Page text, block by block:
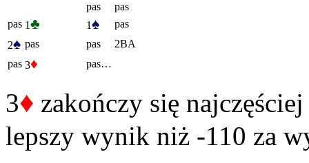
pas
pas
pas 1♣ 1♠
pas
2♠ pas pas
2BA
pas 3♦ pas…
3♦ zakończy się
lepszy wynik niż -110 za